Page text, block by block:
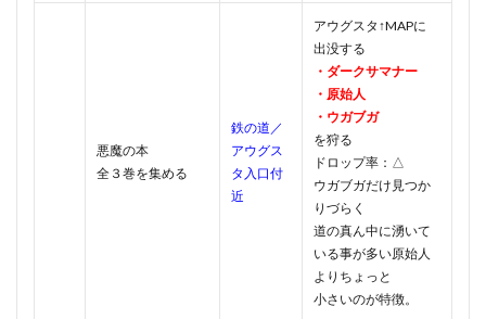
悪魔の本
全３巻を集める
鉄の道／
アウグス
タ入口付
近
アウグスタ↑MAPに
出没する
・ダークサマナー
・原始人
・ウガブガ
を狩る
ドロップ率：△
ウガブガだけ見つか
りづらく
道の真ん中に湧いて
いる事が多い原始人
よりちょっと
小さいのが特徴。